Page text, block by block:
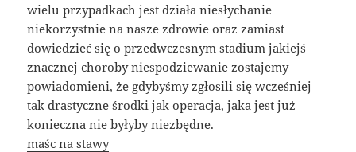
wielu przypadkach jest działa niesłychanie
niekorzystnie na nasze zdrowie oraz zamiast
dowiedzieć się o przedwczesnym stadium jakiejś
znacznej choroby niespodziewanie zostajemy
powiadomieni, że gdybyśmy zgłosili się wcześniej
tak drastyczne środki jak operacja, jaka jest już
konieczna nie byłyby niezbędne.
maśc na stawy